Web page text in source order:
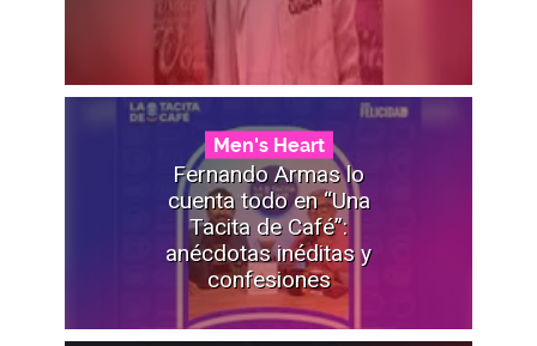
Men's Heart
Fernando Armas lo
cuenta todo en “Una
Tacita de Café”:
anécdotas inéditas y
confesiones